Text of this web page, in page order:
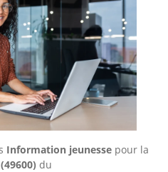
Information jeunesse pour la
(49600) du